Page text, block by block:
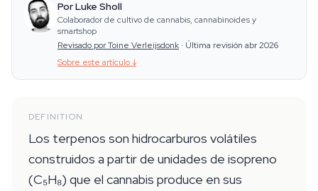
Por Luke Sholl
Colaborador de cultivo de cannabis, cannabinoides y
smartshop
Revisado por Toine Verleijsdonk · Última revisión abr 2026
Sobre este artículo↓
DEFINITION
Los terpenos son hidrocarburos volátiles
construidos a partir de unidades de isopreno
(C₅H₈) que el cannabis produce en sus